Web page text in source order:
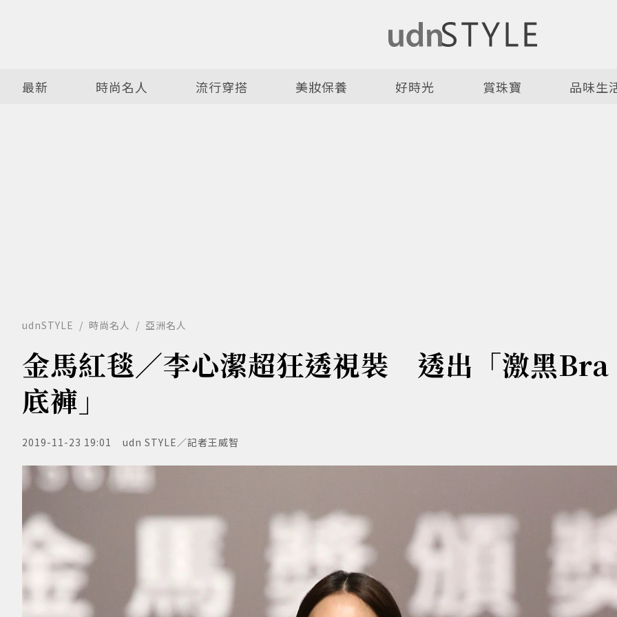
最新 時尚名人 流行穿搭 美妝保養 好時光 賞珠寶 品味生
udnSTYLE 時尚名人 亞洲名人
金馬紅毯／李心潔超狂透視裝 透出「激黑Bra
底褲」
2019-11-23 19:01 udn STYLE／記者王威智